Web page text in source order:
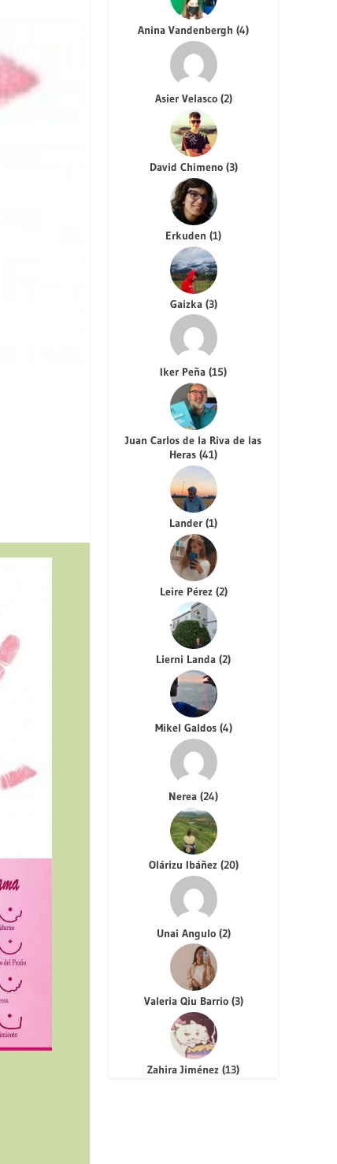
Anina Vandenbergh(4)
Asier Velasco (2)
David Chimeno (3)
Erkuden(1)
Gaizka (3)
Iker Peña(15)
Juan Carlos de la Riva de las
Heras(41)
Lander(1)
Leire Pérez (2)
Lierni Landa(2)
Mikel Galdos (4)
Nerea(24)
Olárizu Ibáñez (20)
Unai Angulo (2)
Valeria Qiu Barrio (3)
Zahira Jiménez(13)